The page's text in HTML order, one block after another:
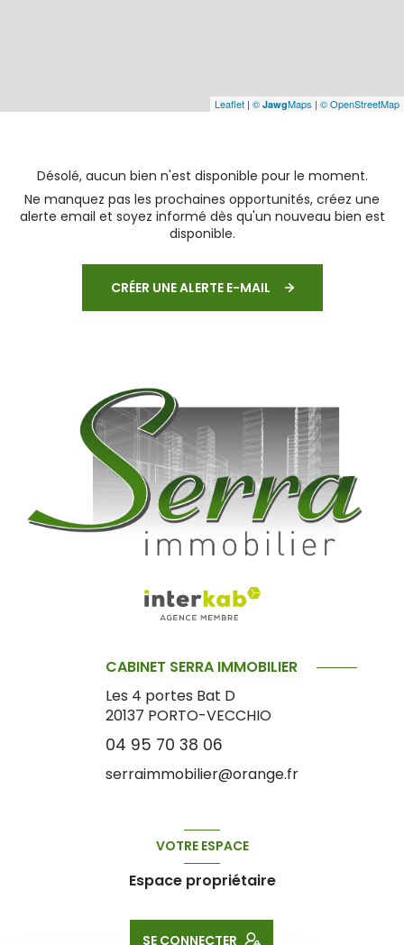
Leaflet | © JawgMaps | © OpenStreetMap
Désolé, aucun bien n'est disponible pour le moment.
Ne manquez pas les prochaines opportunités, créez une
alerte email et soyez informé dès qu'un nouveau bien est
disponible.
CRÉER UNE ALERTE E-MAIL
CABINET SERRA IMMOBILIER
Les 4 portes Bat D
20137 PORTO-VECCHIO
04 95 70 38 06
serraimmobilier@orange.fr
VOTRE ESPACE
Espace propriétaire
SE CONNECTER